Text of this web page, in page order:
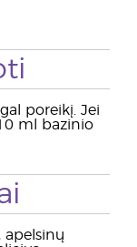
poreikį. Jei
ml bazinio
apelsinų